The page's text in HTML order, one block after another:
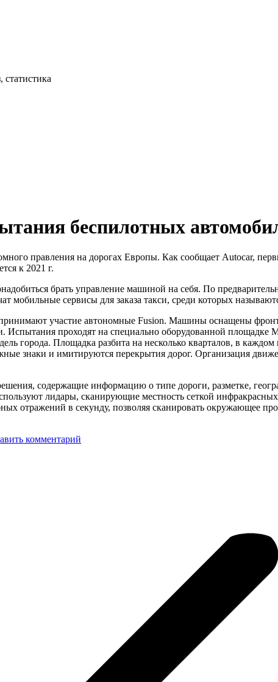
беспилотных
правления на дорогах Европы. Как сообщает Autocar,
к 2021 г.
брать управление машиной на себя. По
сервисы для заказа такси, среди которых
участие автономные Fusion. Машины оснащены
проходят на специально оборудованной площадке
города. Площадка разбита на несколько кварталов, в
знаки и имитируются перекрытия дорог. Организация
содержащие информацию о типе дороги, разметке,
лидары, сканирующие местность сеткой
отражений в секунду, позволяя сканировать окружающее
комментарий